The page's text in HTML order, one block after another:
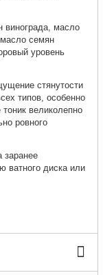
винограда, масло
семян
уровень
стянутости
типов, особенно
великолепно
ровного
заранее
ватного диска или